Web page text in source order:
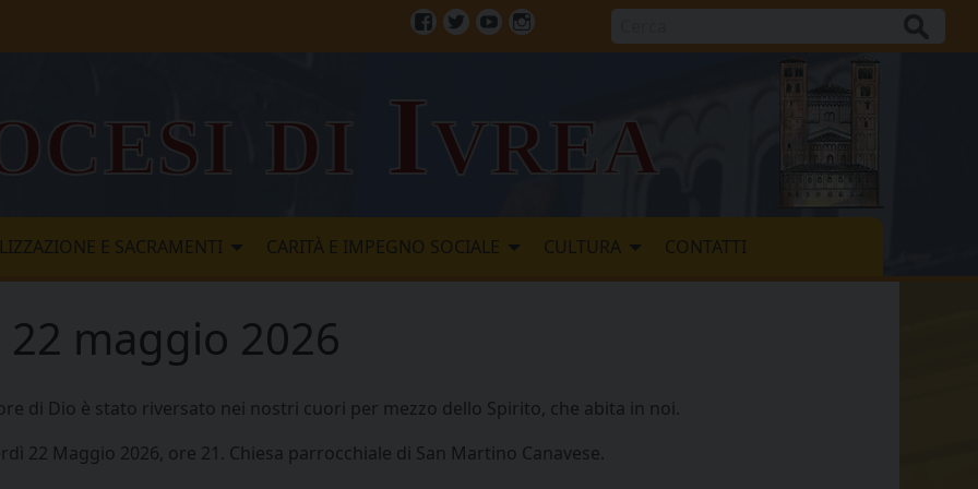
di Ivrea
E SACRAMENTI CARITÀ E IMPEGNO SOCIALE CULTURA CONTATTI
22 maggio 2026
di Dio è stato riversato nei nostri cuori per mezzo dello Spirito, che abita in noi.
22 Maggio 2026, ore 21. Chiesa parrocchiale di San Martino Canavese.